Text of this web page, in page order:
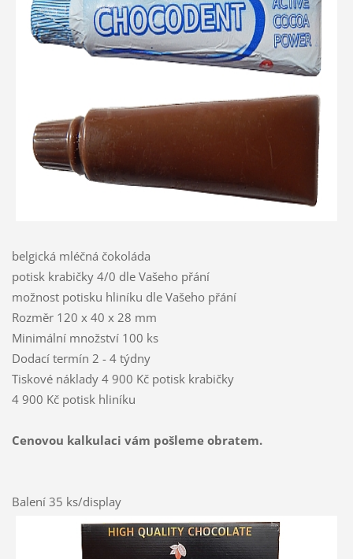
belgická mléčná čokoláda
potisk krabičky 4/0 dle Vašeho přání
možnost potisku hliníku dle Vašeho přání
Rozměr 120 x 40 x 28 mm
Minimální množství 100 ks
Dodací termín 2 - 4 týdny
Tiskové náklady 4 900 Kč potisk krabičky
4 900 Kč potisk hliníku
Cenovou kalkulaci vám pošleme obratem.
Balení 35 ks/display